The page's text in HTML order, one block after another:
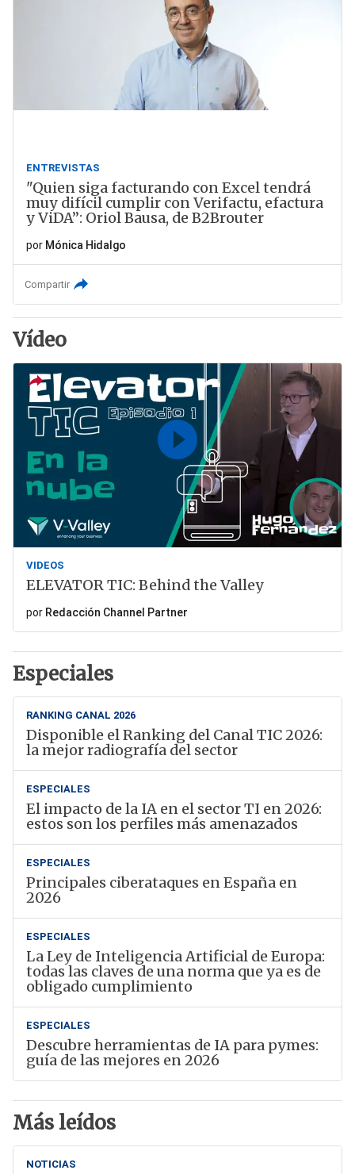
ENTREVISTAS
"Quien siga facturando con Excel tendrá
muy difícil cumplir con Verifactu, efactura
y ViDA”: Oriol Bausa, de B2Brouter
por Mónica Hidalgo
Compartir
Vídeo
VIDEOS
ELEVATOR TIC: Behind the Valley
por Redacción Channel Partner
Especiales
RANKING CANAL 2026
Disponible el Ranking del Canal TIC 2026:
la mejor radiografía del sector
ESPECIALES
El impacto de la IA en el sector TI en 2026:
estos son los perfiles más amenazados
ESPECIALES
Principales ciberataques en España en
2026
ESPECIALES
La Ley de Inteligencia Artificial de Europa:
todas las claves de una norma que ya es de
obligado cumplimiento
ESPECIALES
Descubre herramientas de IA para pymes:
guía de las mejores en 2026
Más leídos
NOTICIAS